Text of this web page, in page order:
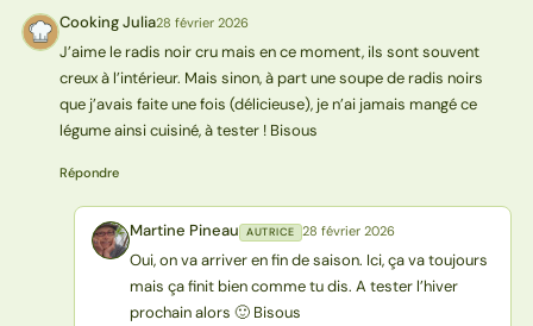
CJ Cooking Julia28 février 2026
J’aime le radis noir cru mais en ce moment, ils sont souvent
creux à l’intérieur. Mais sinon, à part une soupe de radis noirs
que j’avais faite une fois (délicieuse), je n’ai jamais mangé ce
légume ainsi cuisiné, à tester ! Bisous
Répondre
MP Martine Pineau AUTRICE 28 février 2026
Oui, on va arriver en fin de saison. Ici, ça va toujours
mais ça finit bien comme tu dis. A tester l’hiver
prochain alors 🙂 Bisous